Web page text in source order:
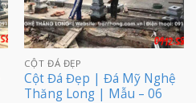
CỘT ĐÁ ĐẸP
Cột Đá Đẹp | Đá Mỹ Nghệ
Thăng Long | Mẫu – 06